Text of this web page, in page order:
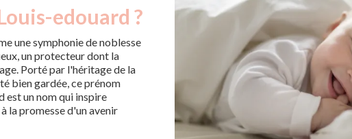
edouard ?
une symphonie de noblesse
un protecteur dont la
Porté par l'héritage de la
bien gardée, ce prénom
est un nom qui inspire
la promesse d'un avenir